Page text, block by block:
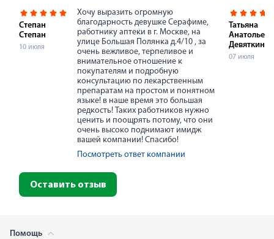
Степан
Степан
10 июля
Хочу выразить огромную
благодарность девушке Серафиме,
работнику аптеки в г. Москве, на
улице Большая Полянка д.4/10 , за
очень вежливое, терпеливое и
внимательное отношение к
покупателям и подробную
консультацию по лекарственным
препаратам на простом и понятном
языке! в наше время это большая
редкость! Таких работников нужно
ценить и поощрять потому, что они
очень высоко поднимают имидж
вашей компании! Спасибо!
Посмотреть ответ компании
Татьяна
Девяткина
07 июля
Оставить отзыв
Помощь